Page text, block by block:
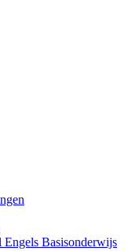
Engels Basisonderwijs